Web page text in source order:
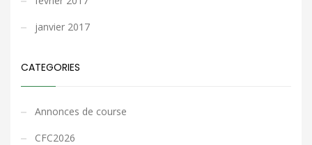
janvier 2017
CATEGORIES
Annonces de course
CFC2026